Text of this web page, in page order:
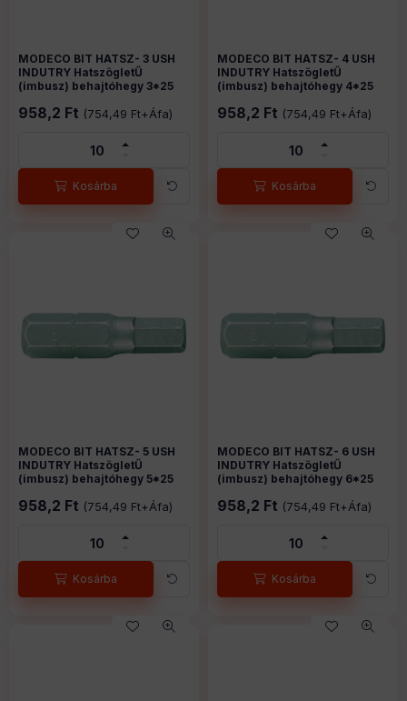
MODECO BIT HATSZ- 3 USH
INDUTRY HatszögletŰ
(imbusz) behajtóhegy 3*25
958,2 Ft (754,49 Ft+Áfa)
MODECO BIT HATSZ- 3 USH
INDUTRY HatszögletŰ
(imbusz) behajtóhegy 3*25
Cikkszám:
6130860
MODECO BIT HATSZ- 4 USH
INDUTRY HatszögletŰ
(imbusz) behajtóhegy 4*25
958,2 Ft (754,49 Ft+Áfa)
MODECO BIT HATSZ- 4 USH
INDUTRY HatszögletŰ
(imbusz) behajtóhegy 4*25
Cikkszám:
6130861
MODECO BIT HATSZ- 5 USH
INDUTRY HatszögletŰ
(imbusz) behajtóhegy 5*25
958,2 Ft (754,49 Ft+Áfa)
MODECO BIT HATSZ- 5 USH
INDUTRY HatszögletŰ
(imbusz) behajtóhegy 5*25
Cikkszám:
6130862
MODECO BIT HATSZ- 6 USH
INDUTRY HatszögletŰ
(imbusz) behajtóhegy 6*25
958,2 Ft (754,49 Ft+Áfa)
MODECO BIT HATSZ- 6 USH
INDUTRY HatszögletŰ
(imbusz) behajtóhegy 6*25
Cikkszám:
6130863